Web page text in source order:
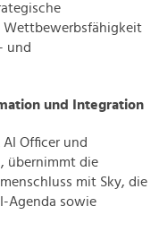
Wettbewerbsfähigkeit
und
und Integration
Officer und
übernimmt die
mit Sky, die
Agenda sowie